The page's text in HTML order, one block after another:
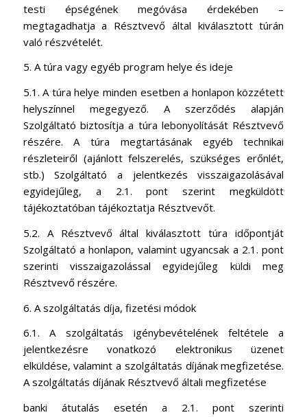
testi épségének megóvása érdekében –
megtagadhatja a Résztvevő által kiválasztott túrán
való részvételét.
5. A túra vagy egyéb program helye és ideje
5.1. A túra helye minden esetben a honlapon közzétett
helyszínnel megegyező. A szerződés alapján
Szolgáltató biztosítja a túra lebonyolítását Résztvevő
részére. A túra megtartásának egyéb technikai
részleteiről (ajánlott felszerelés, szükséges erőnlét,
stb.) Szolgáltató a jelentkezés visszaigazolásával
egyidejűleg, a 2.1. pont szerint megküldött
tájékoztatóban tájékoztatja Résztvevőt.
5.2. A Résztvevő által kiválasztott túra időpontját
Szolgáltató a honlapon, valamint ugyancsak a 2.1. pont
szerinti visszaigazolással egyidejűleg küldi meg
Résztvevő részére.
6. A szolgáltatás díja, fizetési módok
6.1. A szolgáltatás igénybevételének feltétele a
jelentkezésre vonatkozó elektronikus üzenet
elküldése, valamint a szolgáltatás díjának megfizetése.
A szolgáltatás díjának Résztvevő általi megfizetése
banki átutalás esetén a 2.1. pont szerinti